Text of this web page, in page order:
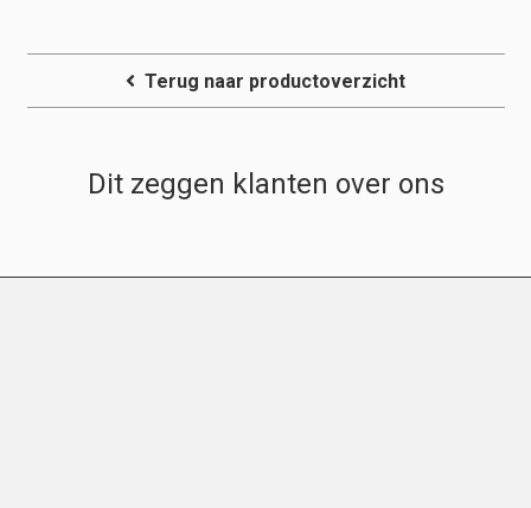
Terug naar productoverzicht
Dit zeggen klanten over ons